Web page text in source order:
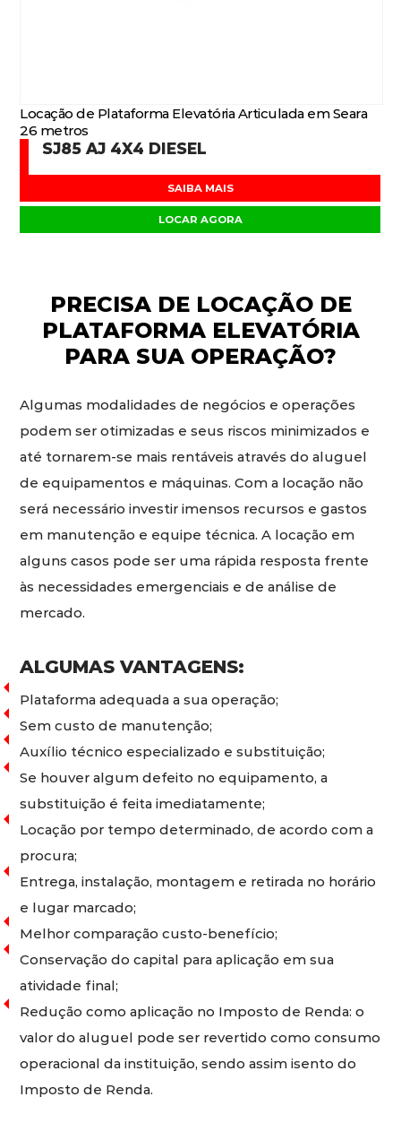
Locação de Plataforma Elevatória Articulada em Seara
26 metros
SJ85 AJ 4X4 DIESEL
SAIBA MAIS
LOCAR AGORA
PRECISA DE LOCAÇÃO DE
PLATAFORMA ELEVATÓRIA
PARA SUA OPERAÇÃO?
Algumas modalidades de negócios e operações
podem ser otimizadas e seus riscos minimizados e
até tornarem-se mais rentáveis através do aluguel
de equipamentos e máquinas. Com a locação não
será necessário investir imensos recursos e gastos
em manutenção e equipe técnica. A locação em
alguns casos pode ser uma rápida resposta frente
às necessidades emergenciais e de análise de
mercado.
ALGUMAS VANTAGENS:
Plataforma adequada a sua operação;
Sem custo de manutenção;
Auxílio técnico especializado e substituição;
Se houver algum defeito no equipamento, a
substituição é feita imediatamente;
Locação por tempo determinado, de acordo com a
procura;
Entrega, instalação, montagem e retirada no horário
e lugar marcado;
Melhor comparação custo-benefício;
Conservação do capital para aplicação em sua
atividade final;
Redução como aplicação no Imposto de Renda: o
valor do aluguel pode ser revertido como consumo
operacional da instituição, sendo assim isento do
Imposto de Renda.